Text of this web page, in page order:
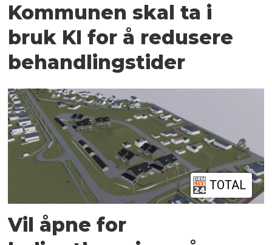
Kommunen skal ta i
bruk KI for å redusere
behandlingstider
TOTAL
Vil åpne for